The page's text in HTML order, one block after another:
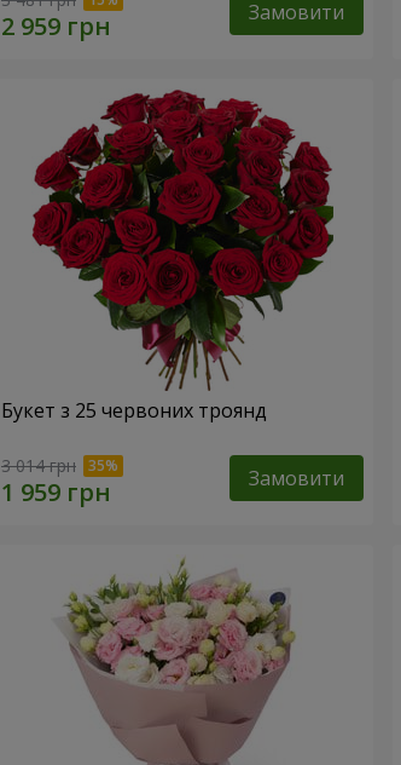
Замовити
Букет з 25 червоних троянд
3 014 грн Замовити